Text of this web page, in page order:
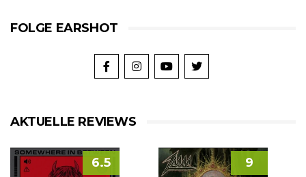
FOLGE EARSHOT
AKTUELLE REVIEWS
6.5 9